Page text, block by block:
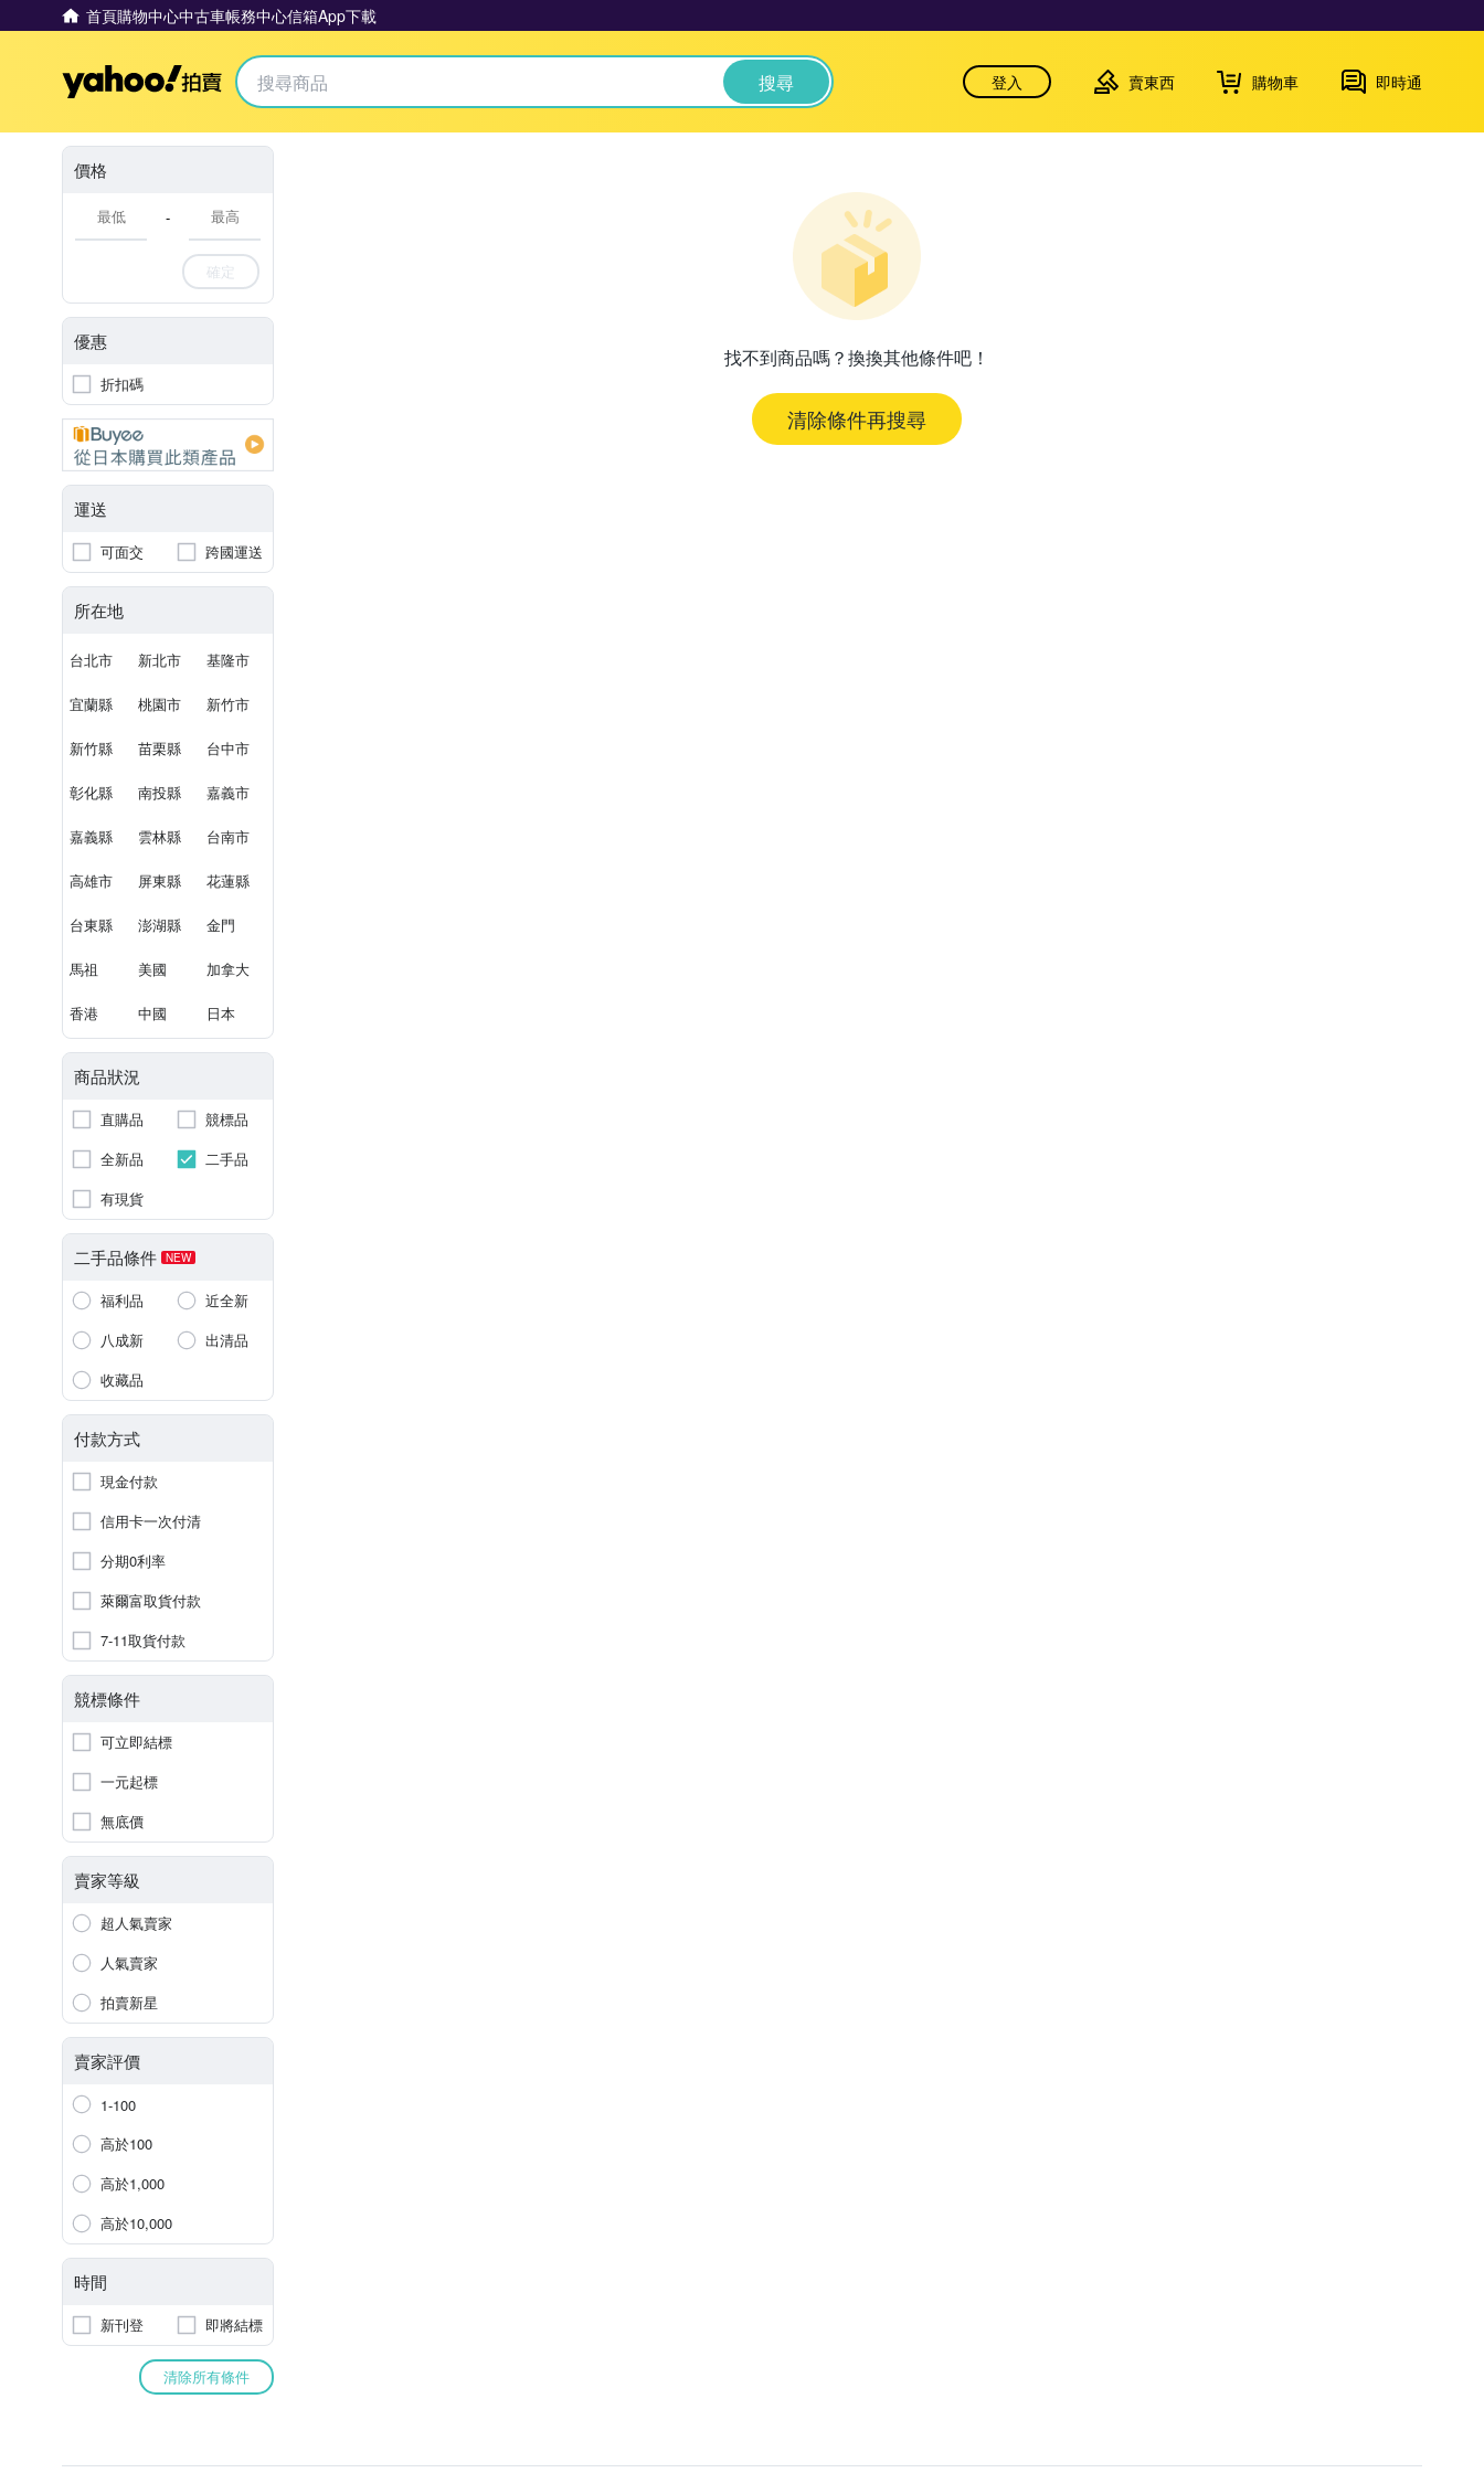
首頁購物中心中古車帳務中心信箱App下載
Yahoo拍賣 搜尋 登入 賣東西 購物車 即時通
價格
-
確定
優惠
折扣碼
運送
可面交 跨國運送
所在地
台北市 新北市 基隆市
宜蘭縣 桃園市 新竹市
新竹縣 苗栗縣 台中市
彰化縣 南投縣 嘉義市
嘉義縣 雲林縣 台南市
高雄市 屏東縣 花蓮縣
台東縣 澎湖縣 金門
馬祖 美國 加拿大
香港 中國 日本
商品狀況
直購品
競標品
全新品
二手品
有現貨
二手品條件 NEW
福利品
近全新
八成新
出清品
收藏品
付款方式
現金付款
信用卡一次付清
分期0利率
萊爾富取貨付款
7-11取貨付款
競標條件
可立即結標
一元起標
無底價
賣家等級
超人氣賣家
人氣賣家
拍賣新星
賣家評價
1-100
高於100
高於1,000
高於10,000
時間
新刊登 即將結標
清除所有條件
找不到商品嗎？換換其他條件吧！
清除條件再搜尋